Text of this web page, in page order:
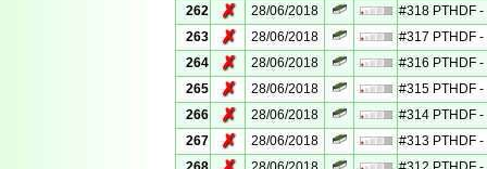
262
✗ 28/06/2018
#318 PTHDF
263
✗ 28/06/2018
#317 PTHDF
264
✗ 28/06/2018
#316 PTHDF
265
✗ 28/06/2018
#315 PTHDF
266
✗ 28/06/2018
#314 PTHDF
267
✗ 28/06/2018
#313 PTHDF